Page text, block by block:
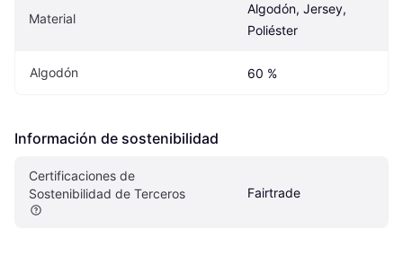
Material
Algodón, Jersey,
Poliéster
Algodón 60 %
Información de sostenibilidad
Certificaciones de
Sostenibilidad de Terceros
Fairtrade